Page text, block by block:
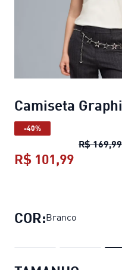
Camiseta
-40%
R$ 169,99
R$ 101,99
COR:Branco